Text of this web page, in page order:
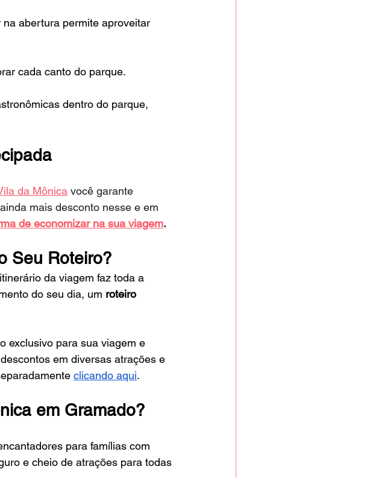
abertura permite aproveitar
cada canto do parque.
dentro do parque,
da Mônica você garante
mais desconto nesse e em
de economizar na sua viagem.
Seu Roteiro?
da viagem faz toda a
do seu dia, um roteiro
exclusivo para sua viagem e
em diversas atrações e
clicando aqui.
em Gramado?
para famílias com
e cheio de atrações para todas